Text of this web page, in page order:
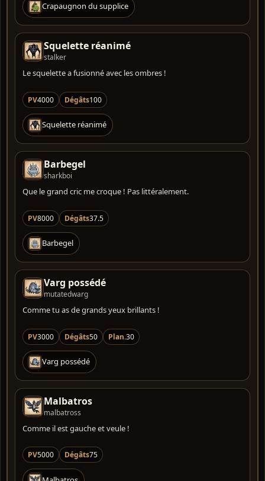
Crapaugnon du supplice
Squelette réanimé
stalker
Le squelette a fusionné avec les ombres !
PV4000 Dégâts100
Squelette réanimé
Barbegel
sharkboi
Que le grand cric me croque ! Pas littéralement.
PV8000 Dégâts37.5
Barbegel
Varg possédé
mutatedwarg
Comme tu as de grands yeux brillants !
PV3000 Dégâts50 Plan.30
Varg possédé
Malbatros
malbatross
Comme il est gauche et veule !
PV5000 Dégâts75